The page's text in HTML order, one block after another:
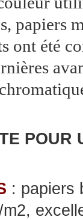
papiers
ont été
POUR
: papiers